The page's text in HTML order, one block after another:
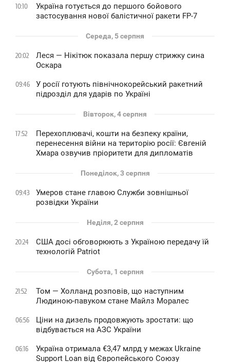
10:10
Україна готується до першого бойового
застосування нової балістичної ракети FP-7
Середа, 5 серпня
20:02
Леся — Нікітюк показала першу стрижку сина
Оскара
09:46
У росії готують північнокорейський ракетний
підрозділ для ударів по Україні
Вівторок, 4 серпня
17:52
Перехоплювачі, кошти на безпеку країни,
перенесення війни на територію росії: Євгеній
Хмара озвучив пріоритети для дипломатів
Понеділок, 3 серпня
09:43
Умеров стане главою Служби зовнішньої
розвідки України
Неділя, 2 серпня
20:24
США досі обговорюють з Україною передачу їй
технологій Patriot
Субота, 1 серпня
21:52
Том — Холланд розповів, що наступним
Людиною-павуком стане Майлз Моралес
06:56
Ціни на дизель продовжують зростати: що
відбувається на АЗС України
06:16
Україна отримала €3,47 млрд у межах Ukraine
Support Loan від Європейського Союзу